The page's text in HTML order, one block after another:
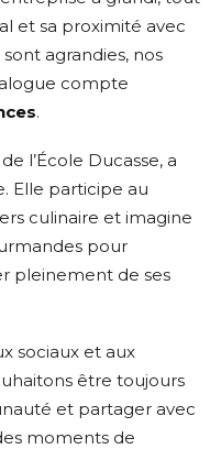
et sa proximité avec
agrandies, nos
compte
.
l’École Ducasse, a
Elle participe au
culinaire et imagine
pour
pleinement de ses
sociaux et aux
être toujours
et partager avec
moments de